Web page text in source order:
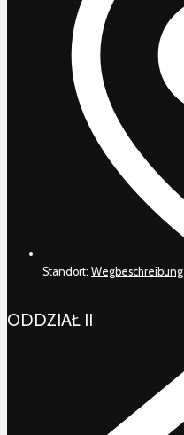
Standort: Wegbeschreibung
ODDZIAŁ II